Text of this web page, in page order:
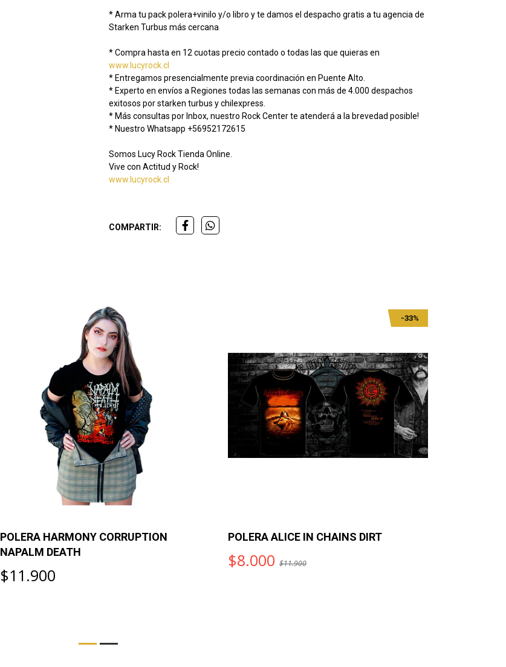
* Arma tu pack polera+vinilo y/o libro y te damos el despacho gratis a tu agencia de
Starken Turbus más cercana
* Compra hasta en 12 cuotas precio contado o todas las que quieras en
www.lucyrock.cl
* Entregamos presencialmente previa coordinación en Puente Alto.
* Experto en envíos a Regiones todas las semanas con más de 4.000 despachos
exitosos por starken turbus y chilexpress.
* Más consultas por Inbox, nuestro Rock Center te atenderá a la brevedad posible!
* Nuestro Whatsapp +56952172615
Somos Lucy Rock Tienda Online.
Vive con Actitud y Rock!
www.lucyrock.cl
COMPARTIR:
POLERA HARMONY CORRUPTION
NAPALM DEATH
$11.900
-33%
POLERA ALICE IN CHAINS DIRT
$8.000 $11.900